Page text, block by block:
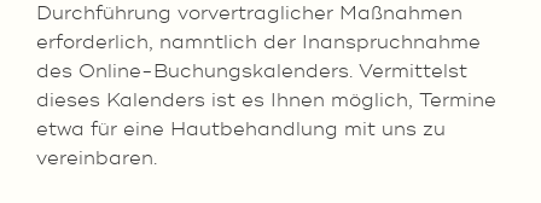
Durchführung vorvertraglicher Maßnahmen
erforderlich, namntlich der Inanspruchnahme
des Online-Buchungskalenders. Vermittelst
dieses Kalenders ist es Ihnen möglich, Termine
etwa für eine Hautbehandlung mit uns zu
vereinbaren.